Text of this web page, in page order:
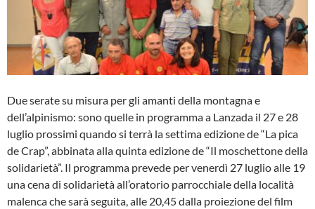
Due serate su misura per gli amanti della montagna e
dell’alpinismo: sono quelle in programma a Lanzada il 27 e 28
luglio prossimi quando si terrà la settima edizione de “La pica
de Crap”, abbinata alla quinta edizione de “Il moschettone della
solidarietà”. Il programma prevede per venerdì 27 luglio alle 19
una cena di solidarietà all’oratorio parrocchiale della località
malenca che sarà seguita, alle 20,45 dalla proiezione del film